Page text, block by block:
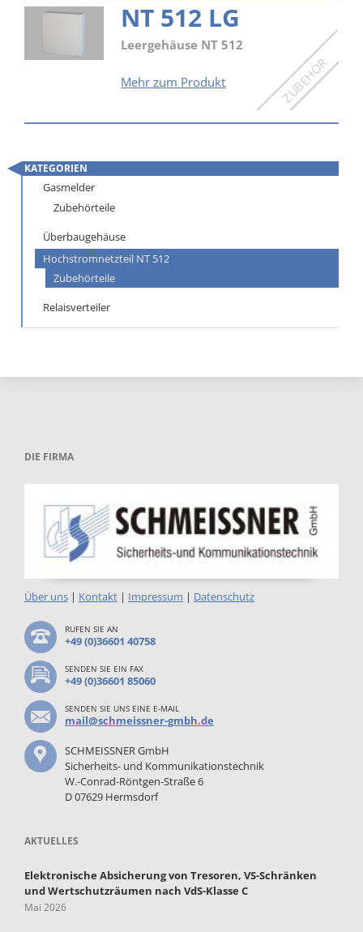
NT 512 LG
Leergehäuse NT 512
Mehr zum ProduktNT
KATEGORIEN
Navigation
überspringen
Gasmelder
Zubehörteile
Überbaugehäuse
Hochstromnetzteil NT 512
Zubehörteile
Relaisverteiler
DIE FIRMA
Über uns| Kontakt| Impressum | Datenschutz
RUFEN SIE AN
+49 (0)36601 40758
SENDEN SIE EIN FAX
+49 (0)36601 85060
SENDEN SIE UNS EINE E-MAIL
mail@schmeissner-gmbh.de
SCHMEISSNER GmbH
Sicherheits- und Kommunikationstechnik
W.-Conrad-Röntgen-Straße 6
D 07629 Hermsdorf
AKTUELLES
Elektronische Absicherung von Tresoren, VS-Schränken
und Wertschutzräumen nach VdS-Klasse C
Mai 2026